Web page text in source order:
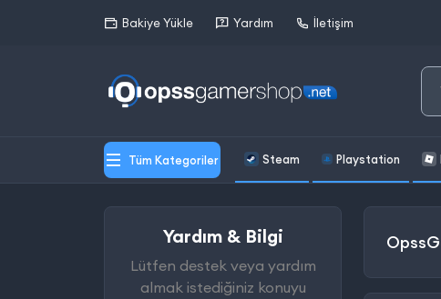
Bakiye Yükle Yardım İletişim
Tüm Kategoriler Steam Playstation
Yardım & Bilgi
Lütfen destek veya yardım
almak istediğiniz konuyu